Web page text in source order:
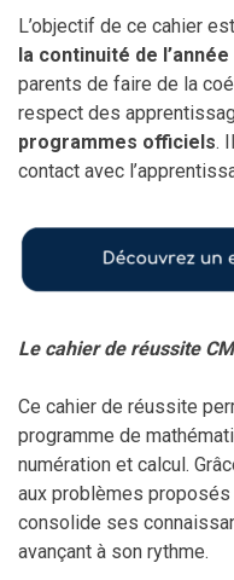
L’objectif de ce cahier
la continuité de
parents de faire de la
respect des
programmes officiels.
contact avec
Le cahier de réussite
Ce cahier de réussite
programme de
numération et calcul.
aux problèmes proposés
consolide ses
avançant à son rythme.